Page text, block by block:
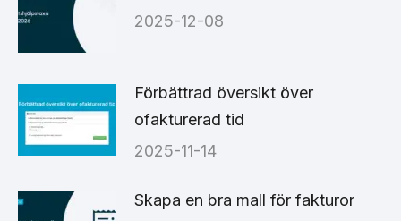
2025-12-08
Förbättrad översikt över
ofakturerad tid
2025-11-14
Skapa en bra mall för fakturor